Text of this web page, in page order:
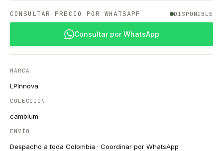
CONSULTAR PRECIO POR WHATSAPP DISPONIBLE
Consultar por WhatsApp
MARCA
LPInnova
COLECCIÓN
cambium
ENVÍO
Despacho a toda Colombia · Coordinar por WhatsApp